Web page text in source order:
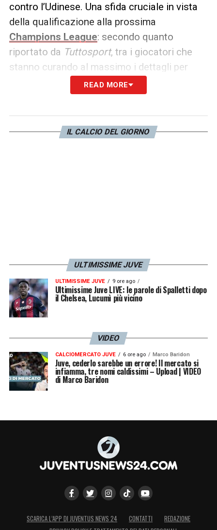
contro l’Udinese. Una sfida cruciale in vista
della qualificazione alla prossima
Champions League: secondo quanto
riportato da Tuttosport, tra i giocatori che
stanno curando al massimo i dettagli per
farsi trovare pronto nel match dello Stadium,
Douglas Luiz.
minuto e nel match di domenica vorrà
READ MORE
IL CALCIO DEL GIORNO
ULTIMISSIME JUVE
ULTIMISSIME JUVE 9 ore ago
Ultimissime Juve LIVE: le parole di Spalletti dopo
il Chelsea, Lucumì più vicino
VIDEO
CALCIOMERCATO JUVE 6 ore ago Marco Baridon
Juve, cederlo sarebbe un errore! Il mercato si
infiamma, tre nomi caldissimi – Upload | VIDEO
di Marco Baridon
SCARICA L’APP DI JUVENTUS NEWS 24 CONTATTI
REDAZIONE